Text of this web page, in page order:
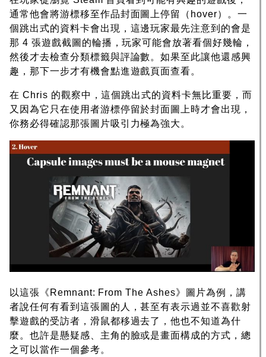
通常他會將游標移至作品封面圖上停留（hover）。一
個跳出式的資料卡會出現，這邊玩家最先注意到的會是
那 4 張遊戲截圖的輪播，玩家可能會放著看個好幾輪，
然後才去檢查分類標籤與評論數。如果至此讓他還感興
趣，那下一步才有機會點進遊戲頁面查看。
在 Chris 的觀察中，這個跳出式的資料卡無比重要，而
又因為它只在使用者游標停留於封面圖上時才會出現，
你務必得確認那張圖片吸引力極為強大。
以這張《Remnant: From The Ashes》圖片為例，講
者說任何有看到這張圖的人，甚至有表示過並不喜歡射
擊遊戲的受訪者，滑鼠都移過去了，他也不知道為什
麼。也許是懸疑感、主角的臉或是畫面構成的方式，總
之可以當作一個參考。